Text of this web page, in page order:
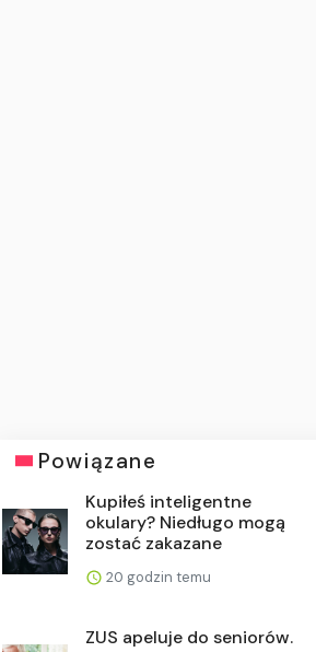
Powiązane
Kupiłeś inteligentne
okulary? Niedługo mogą
zostać zakazane
20 godzin temu
ZUS apeluje do seniorów.